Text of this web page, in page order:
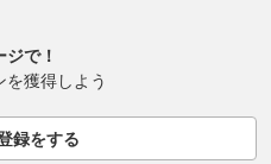
で！
獲得しよう
録をする